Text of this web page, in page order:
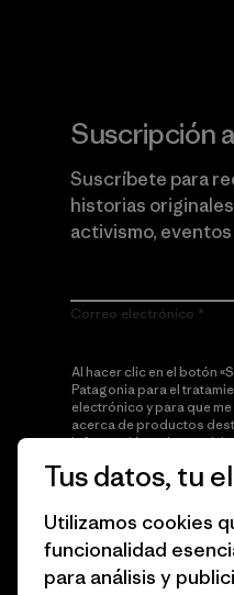
Suscripción
Suscríbete para
historias
activismo, eventos
Correo electrónico
Al hacer clic en el botón
Patagonia para el
electrónico y para que
acerca de productos
información sobre
Suscribirme
Tus datos, tu
Utilizamos cookies
funcionalidad
para análisis y